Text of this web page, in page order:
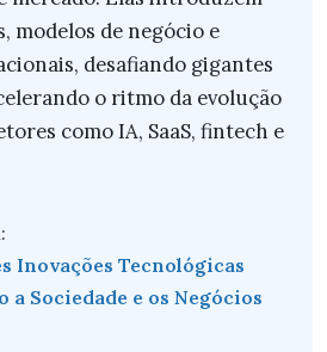
modelos de negócio e
desafiando gigantes
o ritmo da evolução
como IA, SaaS, fintech e
Inovações Tecnológicas
a Sociedade e os Negócios